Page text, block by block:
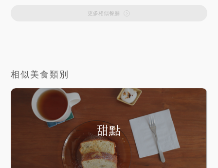
更多相似餐廳
相似美食類別
甜點